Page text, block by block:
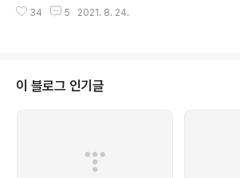
로 제거하고는 personal access token 만을 사용하도
비밀번호를 잘못 입력했다가 로그인 되지 않아서 지웠는데
호 입력하라는 창은 뜨지 않고 인증 실패만 나오니까, 구글
34 5 2021. 8. 24.
이 블로그 인기글